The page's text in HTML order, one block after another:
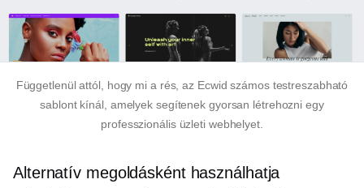
Függetlenül attól, hogy mi a rés, az Ecwid számos testreszabható
sablont kínál, amelyek segítenek gyorsan létrehozni egy
professzionális üzleti webhelyet.
Alternatív megoldásként használhatja